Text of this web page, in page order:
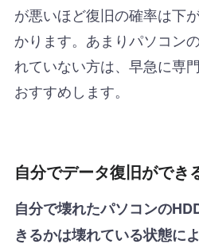
が悪いほど復旧の確率は下
かります。あまりパソコン
れていない方は、早急に専
おすすめします。
自分でデータ復旧ができ
自分で壊れたパソコンの
きるかは壊れている状態に